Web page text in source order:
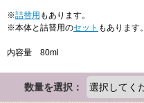
※詰替用 もあります。
※本体と詰替用のセット もあります。
内容量 80ml
数量を選択：